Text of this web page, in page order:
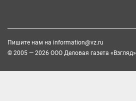
Пишите нам на information@vz.ru
© 2005 — 2026 ООО Деловая газета «Взгляд»